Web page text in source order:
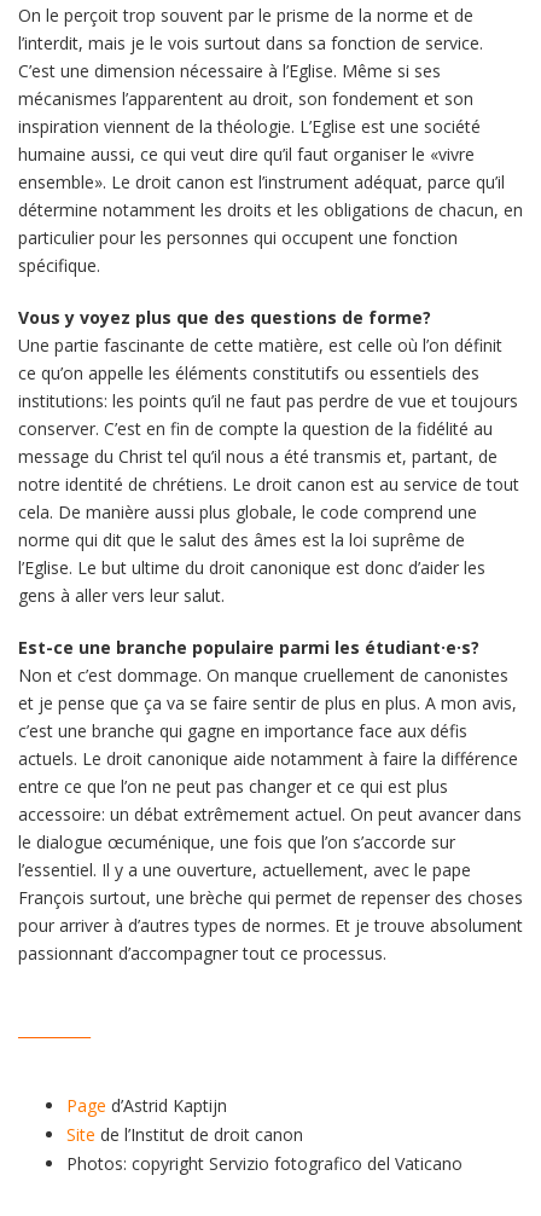
On le perçoit trop souvent par le prisme de la norme et de
l’interdit, mais je le vois surtout dans sa fonction de service.
C’est une dimension nécessaire à l’Eglise. Même si ses
mécanismes l’apparentent au droit, son fondement et son
inspiration viennent de la théologie. L’Eglise est une société
humaine aussi, ce qui veut dire qu’il faut organiser le «vivre
ensemble». Le droit canon est l’instrument adéquat, parce qu’il
détermine notamment les droits et les obligations de chacun, en
particulier pour les personnes qui occupent une fonction
spécifique.
Vous y voyez plus que des questions de forme?
Une partie fascinante de cette matière, est celle où l’on définit
ce qu’on appelle les éléments constitutifs ou essentiels des
institutions: les points qu’il ne faut pas perdre de vue et toujours
conserver. C’est en fin de compte la question de la fidélité au
message du Christ tel qu’il nous a été transmis et, partant, de
notre identité de chrétiens. Le droit canon est au service de tout
cela. De manière aussi plus globale, le code comprend une
norme qui dit que le salut des âmes est la loi suprême de
l’Eglise. Le but ultime du droit canonique est donc d’aider les
gens à aller vers leur salut.
Est-ce une branche populaire parmi les étudiant·e·s?
Non et c’est dommage. On manque cruellement de canonistes
et je pense que ça va se faire sentir de plus en plus. A mon avis,
c’est une branche qui gagne en importance face aux défis
actuels. Le droit canonique aide notamment à faire la différence
entre ce que l’on ne peut pas changer et ce qui est plus
accessoire: un débat extrêmement actuel. On peut avancer dans
le dialogue œcuménique, une fois que l’on s’accorde sur
l’essentiel. Il y a une ouverture, actuellement, avec le pape
François surtout, une brèche qui permet de repenser des choses
pour arriver à d’autres types de normes. Et je trouve absolument
passionnant d’accompagner tout ce processus.
Page d’Astrid Kaptijn
Site de l’Institut de droit canon
Photos: copyright Servizio fotografico del Vaticano